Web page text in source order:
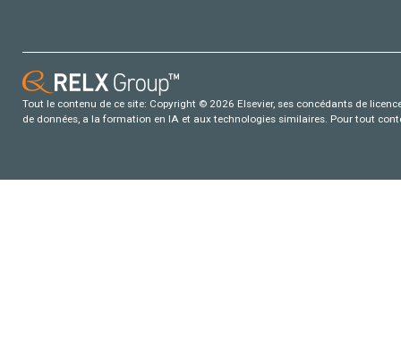
Tout le contenu de ce site: Copyright © 2026 Elsevier, ses concédants de
de données, a la formation en IA et aux technologies similaires. Pour tout